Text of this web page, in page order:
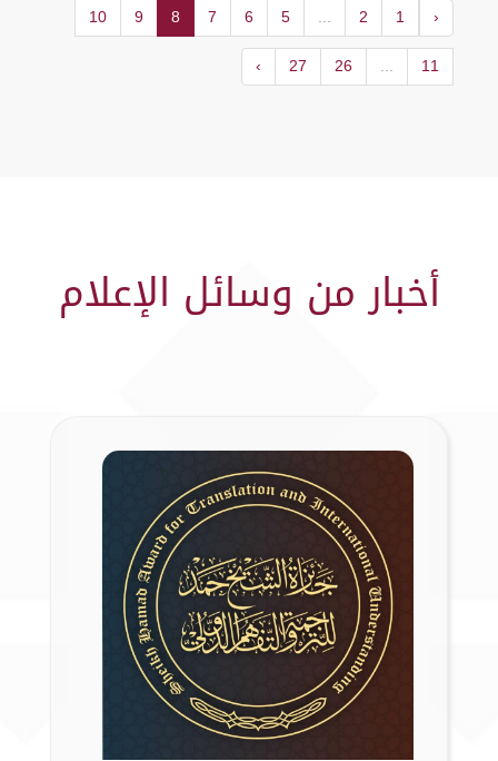
‹
1
2
...
5
6
7
8
9
10
11
...
26
27
›
أخبار من وسائل الإعلام